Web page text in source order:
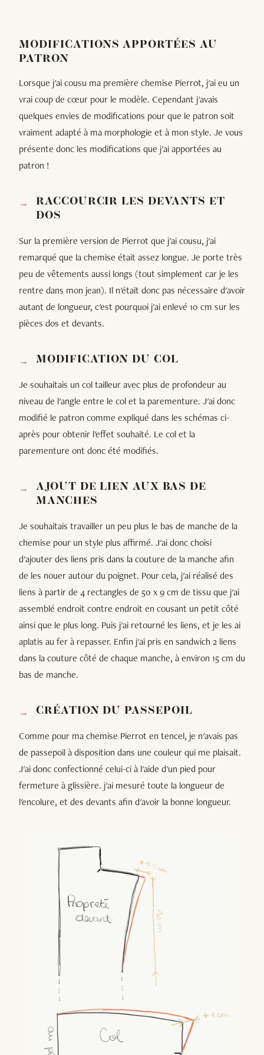
MODIFICATIONS APPORTÉES AU
PATRON
Lorsque j'ai cousu ma première chemise Pierrot, j'ai eu un
vrai coup de cœur pour le modèle. Cependant j'avais
quelques envies de modifications pour que le patron soit
vraiment adapté à ma morphologie et à mon style. Je vous
présente donc les modifications que j'ai apportées au
patron !
RACCOURCIR LES DEVANTS ET
DOS
Sur la première version de Pierrot que j'ai cousu, j'ai
remarqué que la chemise était assez longue. Je porte très
peu de vêtements aussi longs (tout simplement car je les
rentre dans mon jean). Il n'était donc pas nécessaire d'avoir
autant de longueur, c'est pourquoi j'ai enlevé 10 cm sur les
pièces dos et devants.
MODIFICATION DU COL
Je souhaitais un col tailleur avec plus de profondeur au
niveau de l'angle entre le col et la parementure. J'ai donc
modifié le patron comme expliqué dans les schémas ci-
après pour obtenir l'effet souhaité. Le col et la
parementure ont donc été modifiés.
AJOUT DE LIEN AUX BAS DE
MANCHES
Je souhaitais travailler un peu plus le bas de manche de la
chemise pour un style plus affirmé. J'ai donc choisi
d'ajouter des liens pris dans la couture de la manche afin
de les nouer autour du poignet. Pour cela, j'ai réalisé des
liens à partir de 4 rectangles de 50 x 9 cm de tissu que j'ai
assemblé endroit contre endroit en cousant un petit côté
ainsi que le plus long. Puis j'ai retourné les liens, et je les ai
aplatis au fer à repasser. Enfin j'ai pris en sandwich 2 liens
dans la couture côté de chaque manche, à environ 15 cm du
bas de manche.
CRÉATION DU PASSEPOIL
Comme pour ma chemise Pierrot en tencel, je n'avais pas
de passepoil à disposition dans une couleur qui me plaisait.
J'ai donc confectionné celui-ci à l'aide d'un pied pour
fermeture à glissière. j'ai mesuré toute la longueur de
l'encolure, et des devants afin d'avoir la bonne longueur.